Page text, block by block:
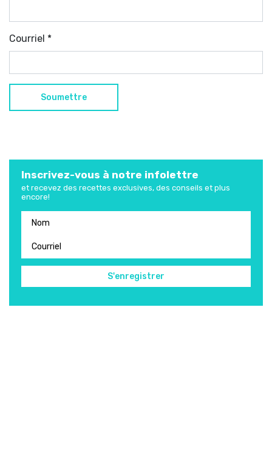
Courriel *
Inscrivez-vous à notre infolettre
et recevez des recettes exclusives, des conseils et plus
encore!